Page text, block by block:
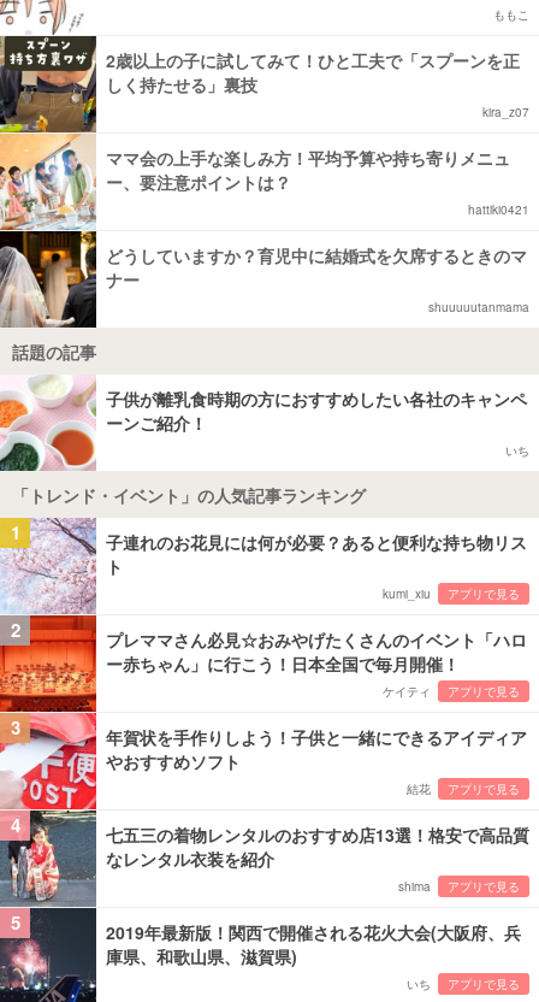
ももこ
2歳以上の子に試してみて！ひと工夫で「スプーンを正
しく持たせる」裏技
kira_z07
ママ会の上手な楽しみ方！平均予算や持ち寄りメニュ
ー、要注意ポイントは？
hattiki0421
どうしていますか？育児中に結婚式を欠席するときのマ
ナー
shuuuuutanmama
話題の記事
子供が離乳食時期の方におすすめしたい各社のキャンペ
ーンご紹介！
いち
「トレンド・イベント」の人気記事ランキング
1
子連れのお花見には何が必要？あると便利な持ち物リス
ト
kumi_xiu アプリで見る
2
プレママさん必見☆おみやげたくさんのイベント「ハロ
ー赤ちゃん」に行こう！日本全国で毎月開催！
ケイティ アプリで見る
3
年賀状を手作りしよう！子供と一緒にできるアイディア
やおすすめソフト
結花 アプリで見る
4
七五三の着物レンタルのおすすめ店13選！格安で高品質
なレンタル衣装を紹介
shima アプリで見る
5
2019年最新版！関西で開催される花火大会(大阪府、兵
庫県、和歌山県、滋賀県)
いち アプリで見る